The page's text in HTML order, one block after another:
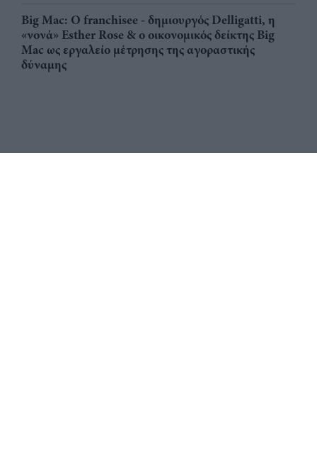
Big Mac: Ο franchisee - δημιουργός Delligatti, η
«νονά» Esther Rose & ο οικονομικός δείκτης Big
Mac ως εργαλείο μέτρησης της αγοραστικής
δύναμης